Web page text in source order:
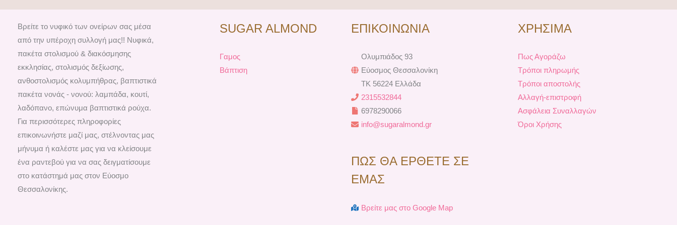
e
o
t
r
t
g
a
m
t
b
Βρείτε το νυφικό των ονείρων σας μέσα
από την υπέροχη συλλογή μας!! Νυφικά,
πακέτα στολισμού & διακόσμησης
εκκλησίας, στολισμός δεξίωσης,
ανθοστολισμός κολυμπήθρας, βαπτιστικά
πακέτα νονάς - νονού: λαμπάδα, κουτί,
λαδόπανο, επώνυμα βαπτιστικά ρούχα.
Για περισσότερες πληροφορίες
επικοινωνήστε μαζί μας, στέλνοντας μας
μήνυμα ή καλέστε μας για να κλείσουμε
ένα ραντεβού για να σας δειγματίσουμε
στο κατάστημά μας στον Εύοσμο
Θεσσαλονίκης.
SUGAR ALMOND
Γαμος
Βάπτιση
ΕΠΙΚΟΙΝΩΝΙΑ
Ολυμπιάδος 93
Εύοσμος Θεσσαλονίκη
TK 56224 Ελλάδα
2315532844
6978290066
info@sugaralmond.gr
ΠΩΣ ΘΑ ΕΡΘΕΤΕ ΣΕ
ΕΜΑΣ
Βρείτε μας στο Google Map
ΧΡΗΣΙΜΑ
Πως Αγοράζω
Τρόποι πληρωμής
Τρόποι αποστολής
Αλλαγή-επιστροφή
Ασφάλεια Συναλλαγών
Όροι Χρήσης